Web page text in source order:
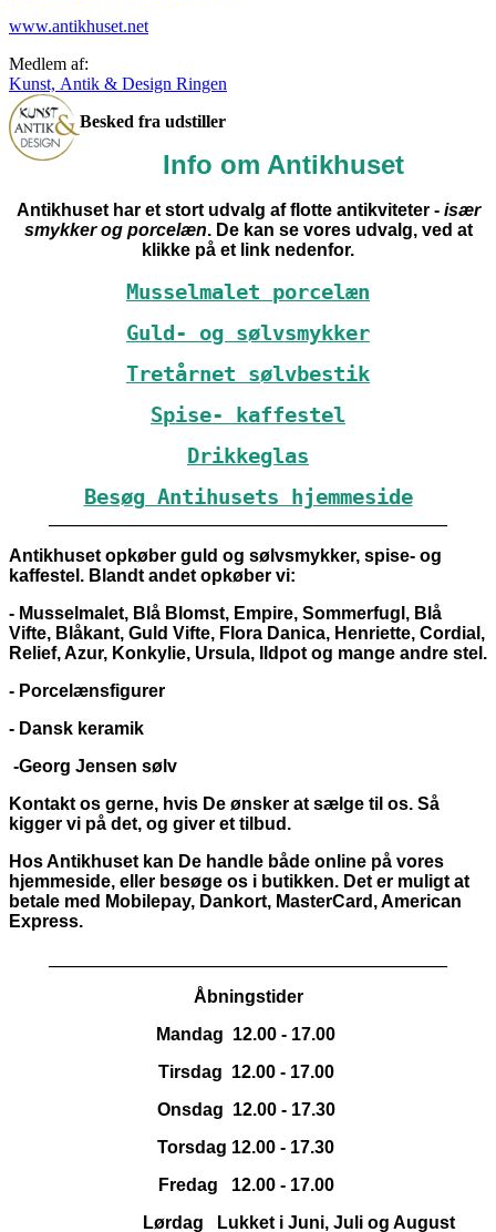
www.antikhuset.net
Medlem af:
Kunst, Antik & Design Ringen
Besked fra udstiller
Info om Antikhuset
Antikhuset har et stort udvalg af flotte antikviteter - især
smykker og porcelæn. De kan se vores udvalg, ved at
klikke på et link nedenfor.
Musselmalet porcelæn
Guld- og sølvsmykker
Tretårnet sølvbestik
Spise- kaffestel
Drikkeglas
Besøg Antihusets hjemmeside
Antikhuset opkøber guld og sølvsmykker, spise- og
kaffestel. Blandt andet opkøber vi:
- Musselmalet, Blå Blomst, Empire, Sommerfugl, Blå
Vifte, Blåkant, Guld Vifte, Flora Danica, Henriette, Cordial,
Relief, Azur, Konkylie, Ursula, Ildpot og mange andre stel.
- Porcelænsfigurer
- Dansk keramik
-Georg Jensen sølv
Kontakt os gerne, hvis De ønsker at sælge til os. Så
kigger vi på det, og giver et tilbud.
Hos Antikhuset kan De handle både online på vores
hjemmeside, eller besøge os i butikken. Det er muligt at
betale med Mobilepay, Dankort, MasterCard, American
Express.
Åbningstider
Mandag 12.00 - 17.00
Tirsdag 12.00 - 17.00
Onsdag 12.00 - 17.30
Torsdag 12.00 - 17.30
Fredag 12.00 - 17.00
Lørdag Lukket i Juni, Juli og August